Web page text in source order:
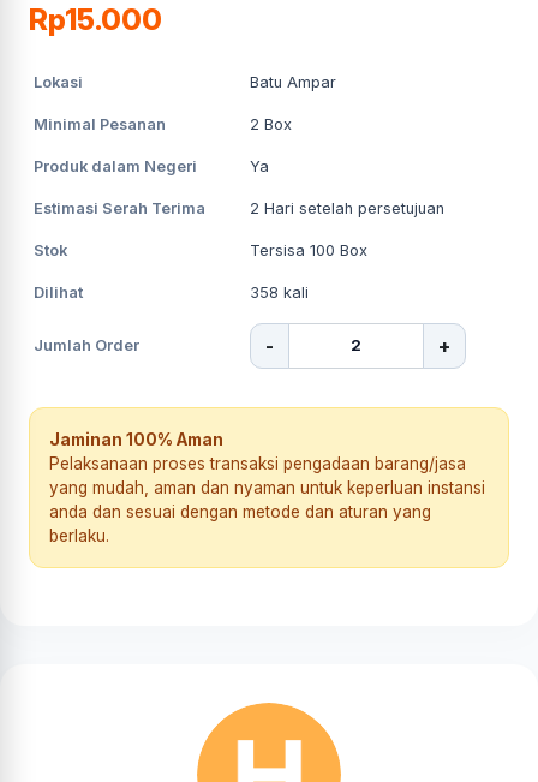
Rp15.000
Lokasi Batu Ampar
Minimal Pesanan 2 Box
Produk dalam Negeri Ya
Estimasi Serah Terima 2 Hari setelah persetujuan
Stok Tersisa 100 Box
Dilihat 358 kali
Jumlah Order - +
Jaminan 100% Aman
Pelaksanaan proses transaksi pengadaan barang/jasa
yang mudah, aman dan nyaman untuk keperluan instansi
anda dan sesuai dengan metode dan aturan yang
berlaku.